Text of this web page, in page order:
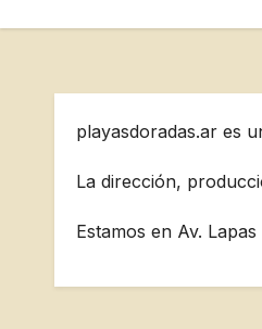
playasdoradas.ar es
La dirección,
Estamos en Av.